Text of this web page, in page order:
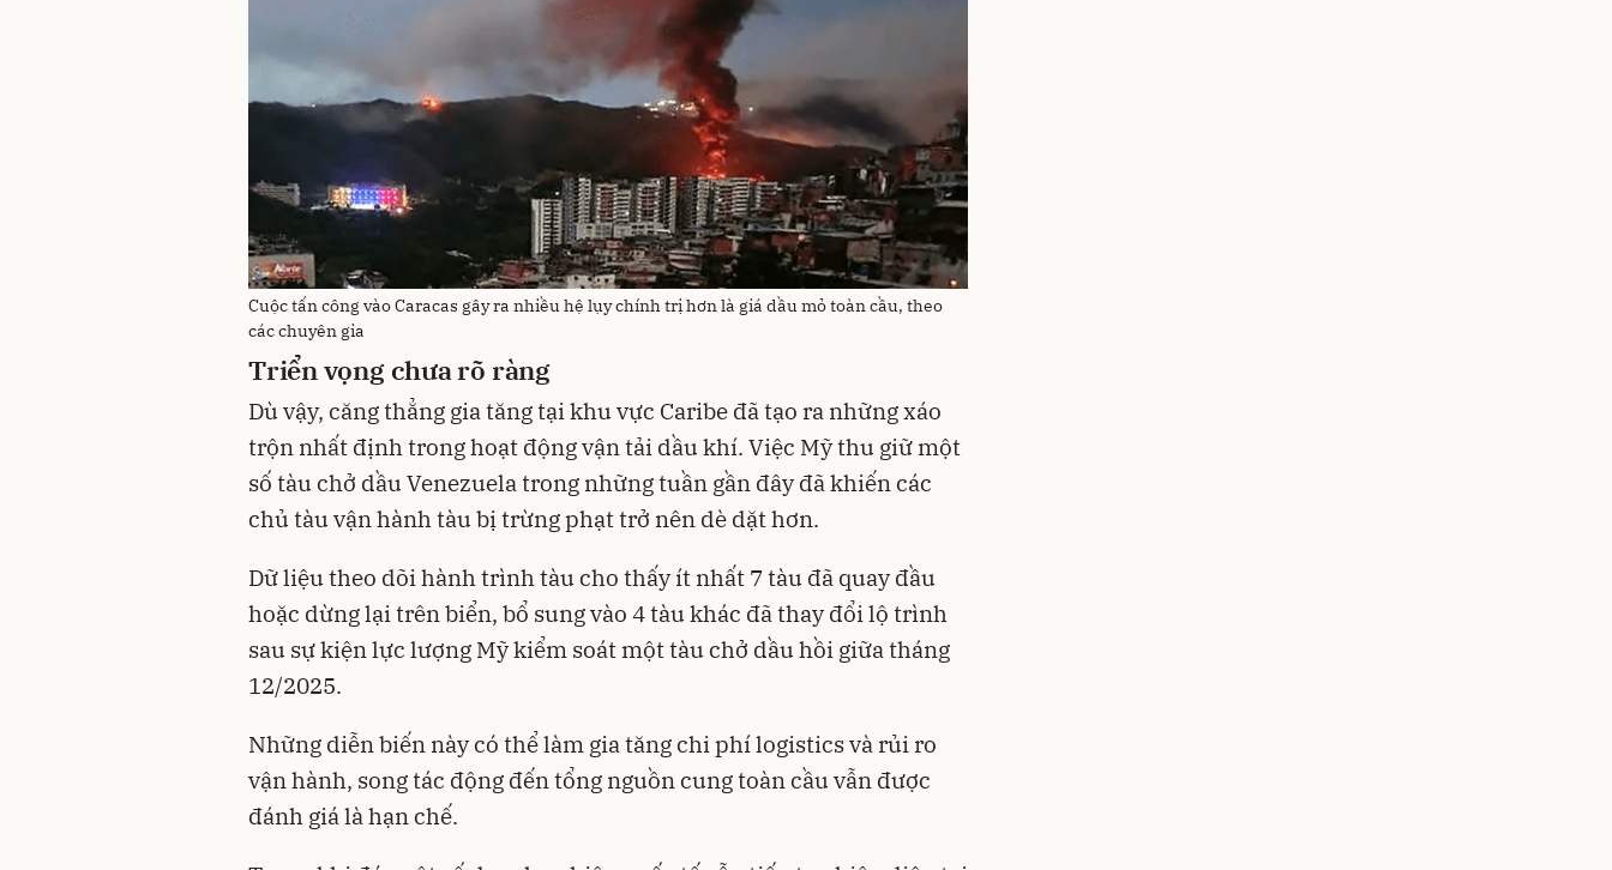
Cuộc tấn công vào Caracas gây ra nhiều hệ lụy chính trị hơn là giá dầu mỏ toàn cầu, theo
các chuyên gia
Triển vọng chưa rõ ràng
Dù vậy, căng thẳng gia tăng tại khu vực Caribe đã tạo ra những xáo
trộn nhất định trong hoạt động vận tải dầu khí. Việc Mỹ thu giữ một
số tàu chở dầu Venezuela trong những tuần gần đây đã khiến các
chủ tàu vận hành tàu bị trừng phạt trở nên dè dặt hơn.
Dữ liệu theo dõi hành trình tàu cho thấy ít nhất 7 tàu đã quay đầu
hoặc dừng lại trên biển, bổ sung vào 4 tàu khác đã thay đổi lộ trình
sau sự kiện lực lượng Mỹ kiểm soát một tàu chở dầu hồi giữa tháng
12/2025.
Những diễn biến này có thể làm gia tăng chi phí logistics và rủi ro
vận hành, song tác động đến tổng nguồn cung toàn cầu vẫn được
đánh giá là hạn chế.